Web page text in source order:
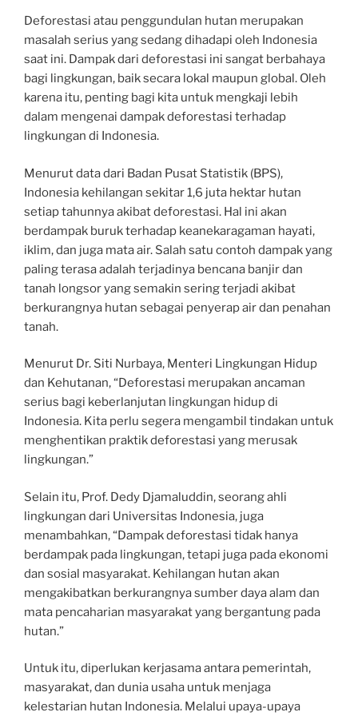
Deforestasi atau penggundulan hutan merupakan
masalah serius yang sedang dihadapi oleh Indonesia
saat ini. Dampak dari deforestasi ini sangat berbahaya
bagi lingkungan, baik secara lokal maupun global. Oleh
karena itu, penting bagi kita untuk mengkaji lebih
dalam mengenai dampak deforestasi terhadap
lingkungan di Indonesia.
Menurut data dari Badan Pusat Statistik (BPS),
Indonesia kehilangan sekitar 1,6 juta hektar hutan
setiap tahunnya akibat deforestasi. Hal ini akan
berdampak buruk terhadap keanekaragaman hayati,
iklim, dan juga mata air. Salah satu contoh dampak yang
paling terasa adalah terjadinya bencana banjir dan
tanah longsor yang semakin sering terjadi akibat
berkurangnya hutan sebagai penyerap air dan penahan
tanah.
Menurut Dr. Siti Nurbaya, Menteri Lingkungan Hidup
dan Kehutanan, “Deforestasi merupakan ancaman
serius bagi keberlanjutan lingkungan hidup di
Indonesia. Kita perlu segera mengambil tindakan untuk
menghentikan praktik deforestasi yang merusak
lingkungan.”
Selain itu, Prof. Dedy Djamaluddin, seorang ahli
lingkungan dari Universitas Indonesia, juga
menambahkan, “Dampak deforestasi tidak hanya
berdampak pada lingkungan, tetapi juga pada ekonomi
dan sosial masyarakat. Kehilangan hutan akan
mengakibatkan berkurangnya sumber daya alam dan
mata pencaharian masyarakat yang bergantung pada
hutan.”
Untuk itu, diperlukan kerjasama antara pemerintah,
masyarakat, dan dunia usaha untuk menjaga
kelestarian hutan Indonesia. Melalui upaya-upaya